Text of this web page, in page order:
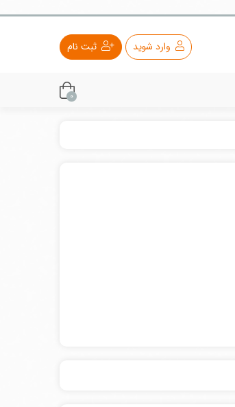
وارد شوید ثبت نام
0